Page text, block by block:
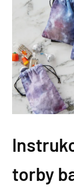
torby